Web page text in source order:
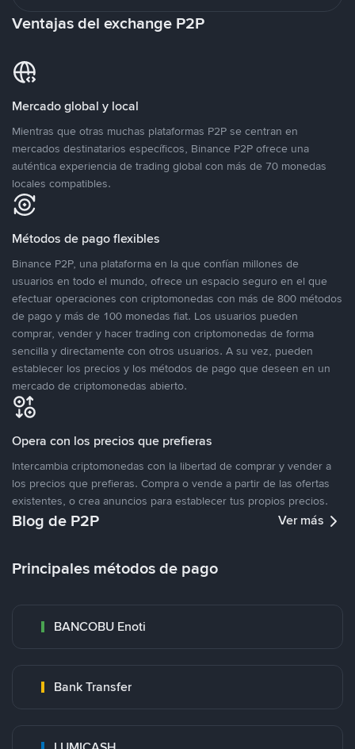
Ventajas del exchange P2P
Mercado global y local
Mientras que otras muchas plataformas P2P se centran en
mercados destinatarios específicos, Binance P2P ofrece una
auténtica experiencia de trading global con más de 70 monedas
locales compatibles.
Métodos de pago flexibles
Binance P2P, una plataforma en la que confían millones de
usuarios en todo el mundo, ofrece un espacio seguro en el que
efectuar operaciones con criptomonedas con más de 800 métodos
de pago y más de 100 monedas fiat. Los usuarios pueden
comprar, vender y hacer trading con criptomonedas de forma
sencilla y directamente con otros usuarios. A su vez, pueden
establecer los precios y los métodos de pago que deseen en un
mercado de criptomonedas abierto.
Opera con los precios que prefieras
Intercambia criptomonedas con la libertad de comprar y vender a
los precios que prefieras. Compra o vende a partir de las ofertas
existentes, o crea anuncios para establecer tus propios precios.
Blog de P2P Ver más
Principales métodos de pago
BANCOBU Enoti
Bank Transfer